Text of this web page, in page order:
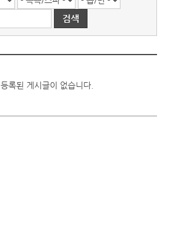
등록된 게시글이 없습니다.